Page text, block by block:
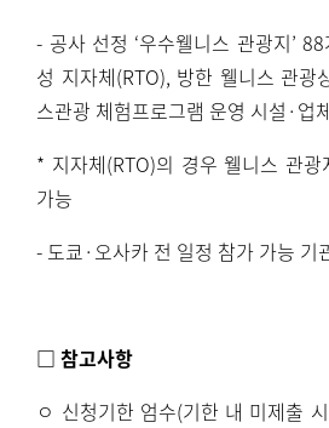
- 공사 선정 ‘우수웰니스 관광지’ 88
성 지자체(RTO), 방한 웰니스 관광
스관광 체험프로그램 운영 시설 · 업
* 지자체(RTO)의 경우 웰니스 관
가능
- 도쿄· 오사카 전 일정 참가 가능 기
□ 참고사항
ㅇ 신청기한 엄수(기한 내 미제출